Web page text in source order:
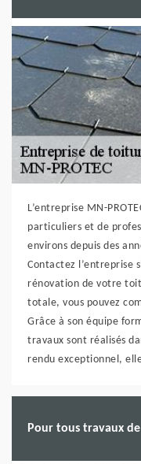
L’entreprise MN-
particuliers et de
environs depuis des
Contactez l’entreprise
rénovation de votre
totale, vous pouvez
Grâce à son équipe
travaux sont réalisés
rendu exceptionnel,
Pour tous travaux